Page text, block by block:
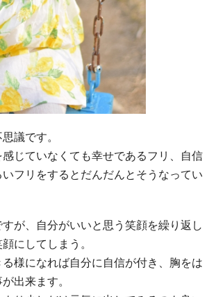
議です。
じていなくても幸せであるフリ、自信
フリをするとだんだんとそうなってい
が、自分がいいと思う笑顔を繰り返し
にしてしまう。
様になれば自分に自信が付き、胸をは
出来ます。